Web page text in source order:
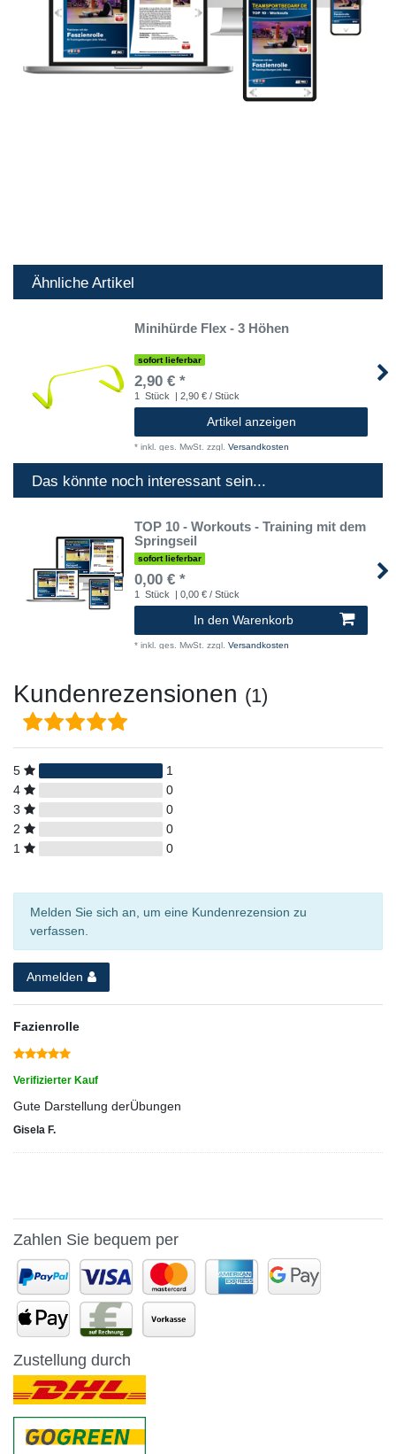
Ähnliche Artikel
Minihürde Flex - 3 Höhen
sofort lieferbar
2,90 € *
1 Stück | 2,90 € / Stück
Artikel anzeigen
* inkl. ges. MwSt. zzgl. Versandkosten
Das könnte noch interessant sein...
TOP 10 - Workouts - Training mit dem
Springseil
sofort lieferbar
0,00 € *
1 Stück | 0,00 € / Stück
In den Warenkorb
* inkl. ges. MwSt. zzgl. Versandkosten
Kundenrezensionen (1)
5
1
4
0
3
0
2
0
1
0
Melden Sie sich an, um eine Kundenrezension zu
verfassen.
Anmelden
Fazienrolle
Verifizierter Kauf
Gute Darstellung derÜbungen
Gisela F.
Zahlen Sie bequem per
Zustellung durch